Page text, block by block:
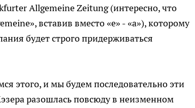
Allgemeine Zeitung (интересно, что
вставив вместо «е» - «а»), которому
будет строго придерживаться
этого, и мы будем последовательно эти
разошлась повсюду в неизменном